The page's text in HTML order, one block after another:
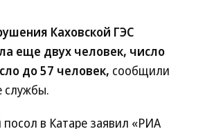
Каховской ГЭС
еще двух человек, число
до 57 человек, сообщили
службы.
посол в Катаре заявил «РИА